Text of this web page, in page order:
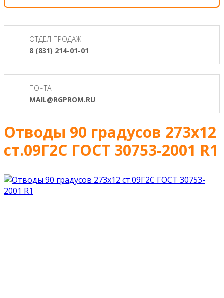
ОТДЕЛ ПРОДАЖ
8 (831) 214-01-01
ПОЧТА
MAIL@RGPROM.RU
Отводы 90 градусов 273х12
ст.09Г2С ГОСТ 30753-2001 R1